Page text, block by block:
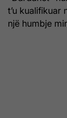
t’u kualifikuar
një humbje